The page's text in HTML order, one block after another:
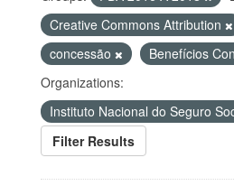
Creative Commons Attribution
concessão
Benefícios
Organizations:
Instituto Nacional do Seguro
Filter Results